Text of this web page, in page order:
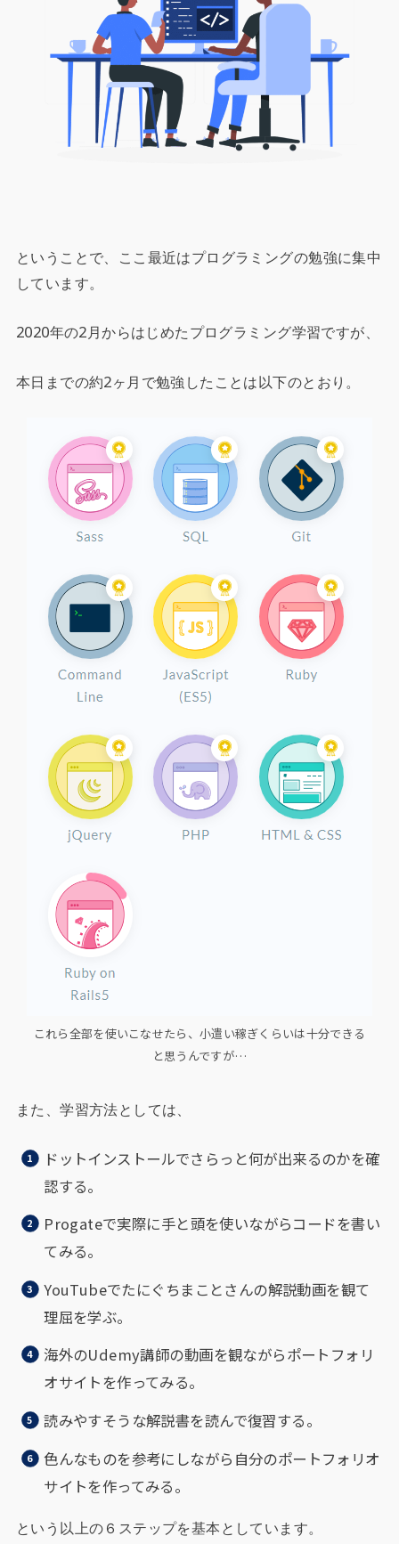
ということで、ここ最近はプログラミングの勉強に集中
しています。
2020年の2月からはじめたプログラミング学習ですが、
本日までの約2ヶ月で勉強したことは以下のとおり。
これら全部を使いこなせたら、小遣い稼ぎくらいは十分できる
と思うんですが…
また、学習方法としては、
ドットインストールでさらっと何が出来るのかを確
認する。
Progateで実際に手と頭を使いながらコードを書い
てみる。
YouTubeでたにぐちまことさんの解説動画を観て
理屈を学ぶ。
海外のUdemy講師の動画を観ながらポートフォリ
オサイトを作ってみる。
読みやすそうな解説書を読んで復習する。
色んなものを参考にしながら自分のポートフォリオ
サイトを作ってみる。
という以上の６ステップを基本としています。